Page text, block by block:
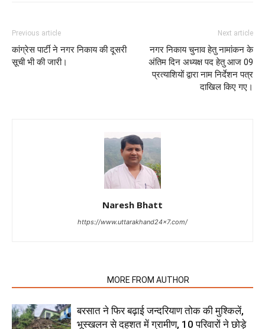
Previous article
कांग्रेस पार्टी ने नगर निकाय की दूसरी
सूची भी की जारी।
Next article
नगर निकाय चुनाव हेतु नामांकन के
अंतिम दिन अध्यक्ष पद हेतु आज 09
प्रत्याशियों द्वारा नाम निर्देशन पत्र
दाखिल किए गए।
Naresh Bhatt
https://www.uttarakhand24x7.com/
MORE FROM AUTHOR
बरसात ने फिर बढ़ाई जन्दरियाण तोक की मुश्किलें,
भूस्खलन से दहशत में ग्रामीण, 10 परिवारों ने छोड़े